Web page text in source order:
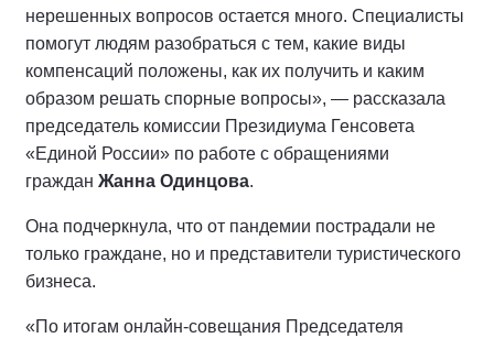
нерешенных вопросов остается много. Специалисты
помогут людям разобраться с тем, какие виды
компенсаций положены, как их получить и каким
образом решать спорные вопросы», — рассказала
председатель комиссии Президиума Генсовета
«Единой России» по работе с обращениями
граждан Жанна Одинцова.
Она подчеркнула, что от пандемии пострадали не
только граждане, но и представители туристического
бизнеса.
«По итогам онлайн-совещания Председателя